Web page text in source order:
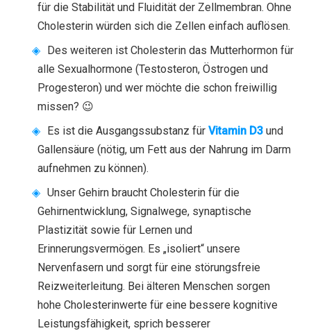
für die Stabilität und Fluidität der Zellmembran. Ohne
Cholesterin würden sich die Zellen einfach auflösen.
Des weiteren ist Cholesterin das Mutterhormon für
alle Sexualhormone (Testosteron, Östrogen und
Progesteron) und wer möchte die schon freiwillig
missen? 😉
Es ist die Ausgangssubstanz fürVitamin D3 und
Gallensäure (nötig, um Fett aus der Nahrung im Darm
aufnehmen zu können).
Unser Gehirn braucht Cholesterin für die
Gehirnentwicklung, Signalwege, synaptische
Plastizität sowie für Lernen und
Erinnerungsvermögen. Es „isoliert“ unsere
Nervenfasern und sorgt für eine störungsfreie
Reizweiterleitung. Bei älteren Menschen sorgen
hohe Cholesterinwerte für eine bessere kognitive
Leistungsfähigkeit, sprich besserer